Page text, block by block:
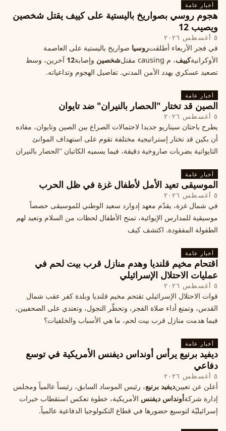
أخبار عامة
هجوم روسي بصواريخ باليستية على كييف يقتل شخصين
ويصيب 12
٥ أغسطس ٢٠٢٦
في فجر الأربعاء أطلقتروسيا صواريخ باليستية على العاصمة
الأوكرانيةكييف، م causing مقتل شخصين وإصابة12 آخرين، وسط
تصعيد عسكري يهدد الأمن المدني. تفاصيل الهجوم وتداعياته.
أخبار عامة
الصين قد تختار "الحصار بالنيران" ضد تايوان
٥ أغسطس ٢٠٢٦
يطرح باحثان سيناريو جديدا لاحتمالات الصراع بين الصين وتايوان، مفاده
أن بكين قد تختار إستراتيجية مختلفة تقوم على استهداف الموانئ
التايوانية بضربات صاروخية دقيقة، فيما يسميه الكاتبان "الحصار بالنيران
أخبار عامة
الموسيقى تعيد الأمل لأطفال غزة في ظل الحرب
٥ أغسطس ٢٠٢٦
في شمال غزة، يقدّم معهد إدوارد سعيد الوطني للموسيقى حصصاً
موسيقية للمدارس الإيوائية، تمنح الأطفال لحظات من السلام وتعيد لهم
الطفولة المفقودة. اكتشف كيف
أخبار عامة
اقتحام مخيم قلنديا وهدم منازل قرب بيت لحم في
عمليات الاحتلال الإسرائيلي
٥ أغسطس ٢٠٢٦
قوات الاحتلال الإسرائيلي تقتحم مخيم قلنديا وبلدة كفر عقب شمال
القدس، وتمنع أداء صلاة الفجر، وتحظّر التجول، وتعتدي على الصحفيين،
فيما هدمت منازل قرب بيت لحم، ما هي الأسباب والخلفيات؟
أخبار عامة
ديفيد برنيع يرأس أونداس ديفنس الأمريكية في توسع
دفاعي
٥ أغسطس ٢٠٢٦
أعلن عن تعيينديفيد برنيع، رئيس الموساد السابق، رئيساً عالمياً ومجلس
إدارة شركةأونداس ديفنس الأمريكية، خطوة تعكس استقطاب خبرات
إسرائيليّة لتوسيع حضورها في قطاع التكنولوجيا الدفاعية عالمياً.